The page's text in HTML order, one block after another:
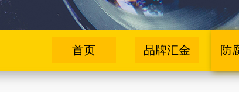
首页 品牌汇金 防
158****1258
187****7231